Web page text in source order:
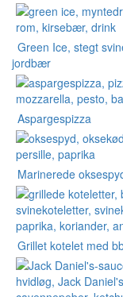
Green Ice, stegt
jordbær
Aspargespizza
Marinerede
Grillet kotelet med